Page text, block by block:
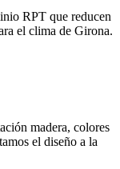
RPT que reducen
el clima de Girona.
madera, colores
el diseño a la